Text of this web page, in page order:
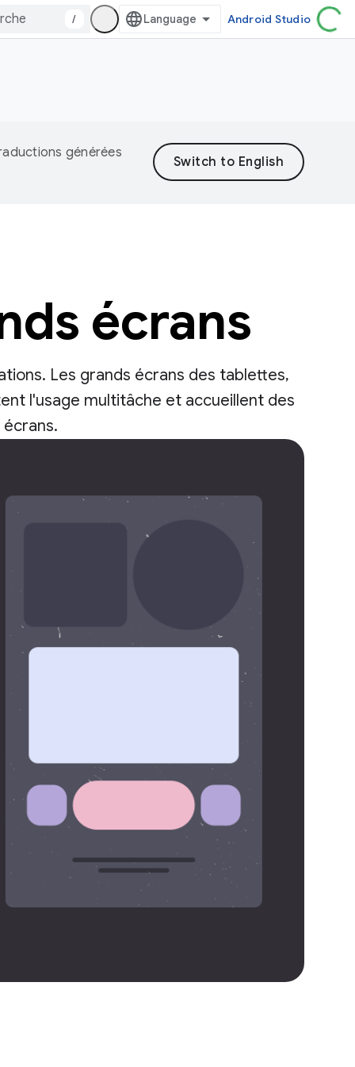
/ Android Studio
générées
écrans
Les grands écrans des tablettes,
l'usage multitâche et accueillent des